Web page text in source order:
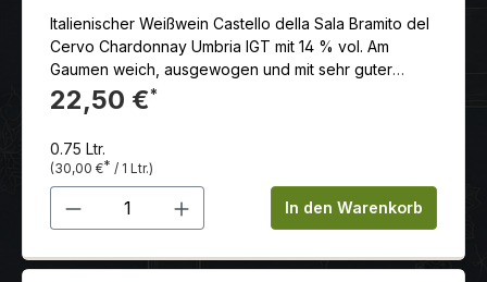
Italienischer Weißwein Castello della Sala Bramito del
Cervo Chardonnay Umbria IGT mit 14 % vol. Am
Gaumen weich, ausgewogen und mit sehr guter
Struktur. Der kurze Kontakt mit dem Holz verleiht ihm
eine zarte Vanillenote sowie einen angenehm
Serviervorschlag: Ein herrlicher Begleiter zu Fisch in
Buttersauce und Kalbfleisch. Serviertemperatur: 8.00
- 10.00 °C schon trinkbar: sehr gut lagerungsfähig bis
(mind.): 2019 Weinbearbeitung: Die Trauben stammen
200 - 400 m ü.d.M. auf meeresfossilienreichen
22,50 €*
0.75 Ltr.
(30,00 €* / 1 Ltr.)
Produkt Anzahl: Gib denIn den Warenkorb